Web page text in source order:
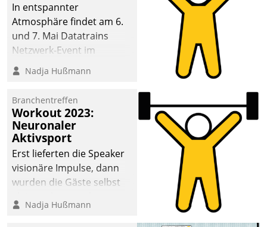
In entspannter
Atmosphäre findet am 6.
und 7. Mai Datatrains
Netzwerk-Event im
Kunden- und Partnerkreis
statt. Zentrale Frage: Wie
Mammutprojekte
meistern und Workloads
wuppen – bei zunehmend
anspruchsvollen
Aufgaben und
abnehmendem
Nadja Hußmann
Branchentreffen
Workout 2023:
Neuronaler
Aktivsport
Erst lieferten die Speaker
visionäre Impulse, dann
wurden die Gäste selbst
methodisch
Nadja Hußmann